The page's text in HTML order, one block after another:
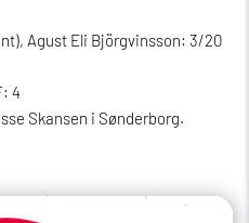
Agust Eli Björgvinsson: 3/20
4
Skansen i Sønderborg.